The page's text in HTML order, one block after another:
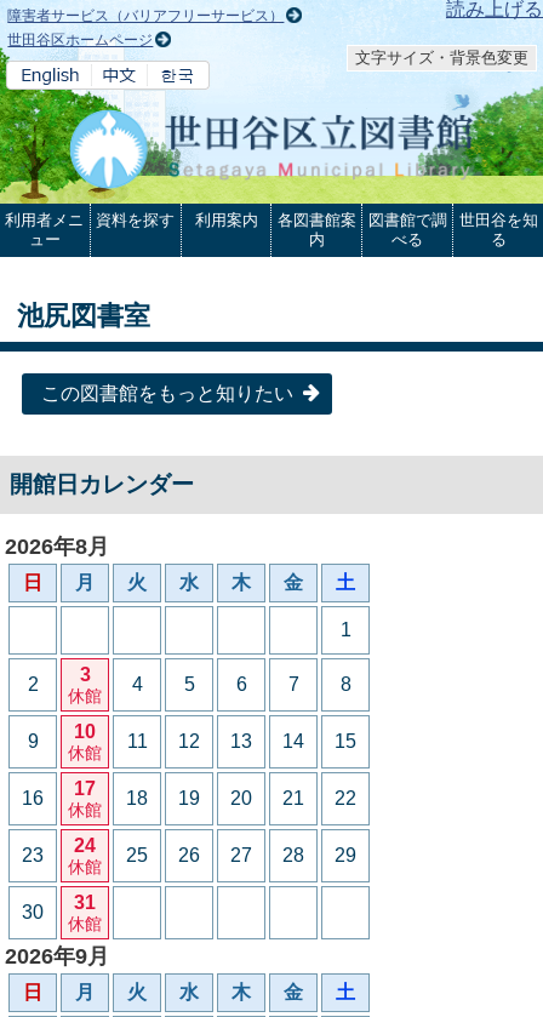
本文へ 読み上げる
障害者サービス（バリアフリーサービス）
世田谷区ホームページ
文字サイズ・背景色変更
利用者メニ
ュー
資料を探す 利用案内
各図書館案
内
図書館で調
べる
世田谷を知
る
池尻図書室
この図書館をもっと知りたい
開館日カレンダー
2026年8月
日 月 火 水 木 金 土
1
2 3
休館
4 5 6 7 8
9 10
休館
11 12 13 14 15
16 17
休館
18 19 20 21 22
23 24
休館
25 26 27 28 29
30 31
休館
2026年9月
日 月 火 水 木 金 土